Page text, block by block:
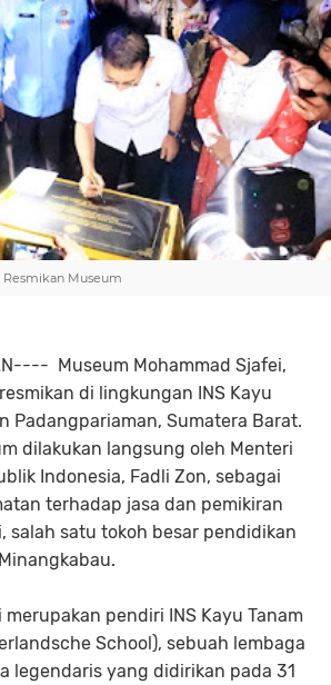
Resmikan Museum
Museum Mohammad Sjafei,
di lingkungan INS Kayu
Padangpariaman, Sumatera Barat.
dilakukan langsung oleh Menteri
Indonesia, Fadli Zon, sebagai
terhadap jasa dan pemikiran
salah satu tokoh besar pendidikan
pendiri INS Kayu Tanam
School), sebuah lembaga
legendaris yang didirikan pada 31